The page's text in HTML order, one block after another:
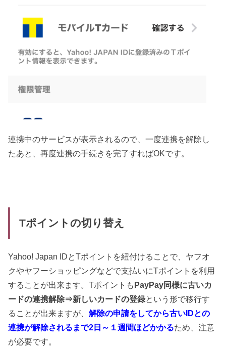
連携中のサービスが表示されるので、一度連携を解除し
たあと、再度連携の手続きを完了すればOKです。
Tポイントの切り替え
Yahoo! Japan IDとTポイントを紐付けることで、ヤフオ
クやヤフーショッピングなどで支払いにTポイントを利用
することが出来ます。TポイントもPayPay同様に古いカ
ードの連携解除⇒新しいカードの登録という形で移行す
ることが出来ますが、解除の申請をしてから古いIDとの
連携が解除されるまで2日～１週間ほどかかるため、注意
が必要です。